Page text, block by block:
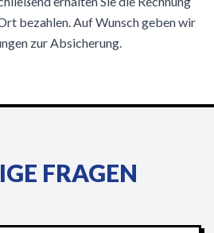
bezahlen. Auf Wunsch geben wir
zur Absicherung.
FRAGEN